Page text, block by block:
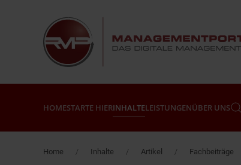
Zum Hauptinhalt springen
HOMESTARTE HIERINHALTELEISTUNGENÜBER UNS
Home Inhalte Artikel Fachbeiträge